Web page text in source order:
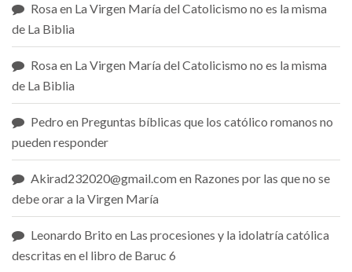
Rosaen La Virgen María del Catolicismo no es la misma
de La Biblia
Rosaen La Virgen María del Catolicismo no es la misma
de La Biblia
Pedro en Preguntas bíblicas que los católico romanos no
pueden responder
Akirad232020@gmail.comen Razones por las que no se
debe orar a la Virgen María
Leonardo Brito en Las procesiones y la idolatría católica
descritas en el libro de Baruc 6